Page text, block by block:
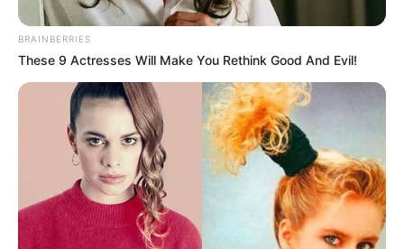
BRAINBERRIES
These 9 Actresses Will Make You Rethink Good And Evil!